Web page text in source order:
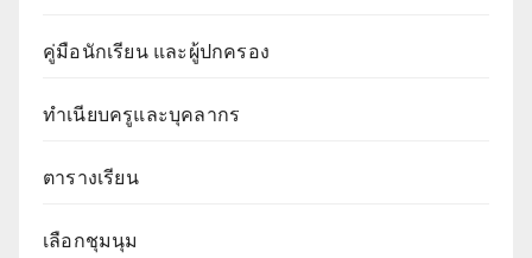
คู่มือนักเรียน และผู้ปกครอง
ทำเนียบครูและบุคลากร
ตารางเรียน
เลือกชุมนุม